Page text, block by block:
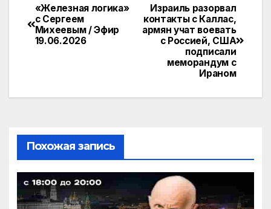
e
gr
a
n
o
ni
ki
itt
п
р
Навигация
по
Израиль разорвал
контакты с Каллас,
армян учат воевать
с Россией, США
подписали
меморандум с
Ираном
«Железная логика»
с Сергеем
Михеевым / Эфир
19.06.2026
Похожая запись